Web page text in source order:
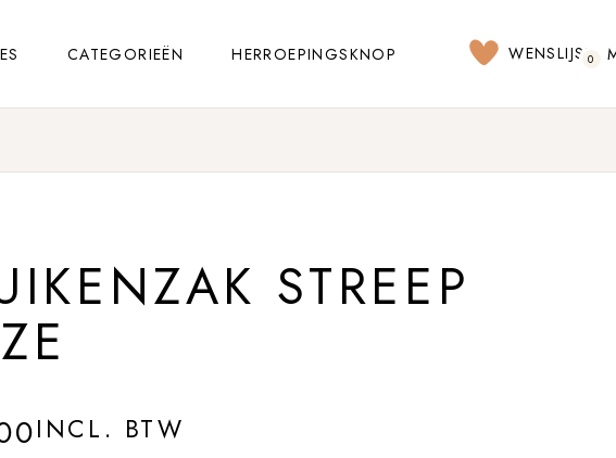
CATEGORIEËN HERROEPINGSKNOP WENSLIJST
0
STREEP
INCL. BTW